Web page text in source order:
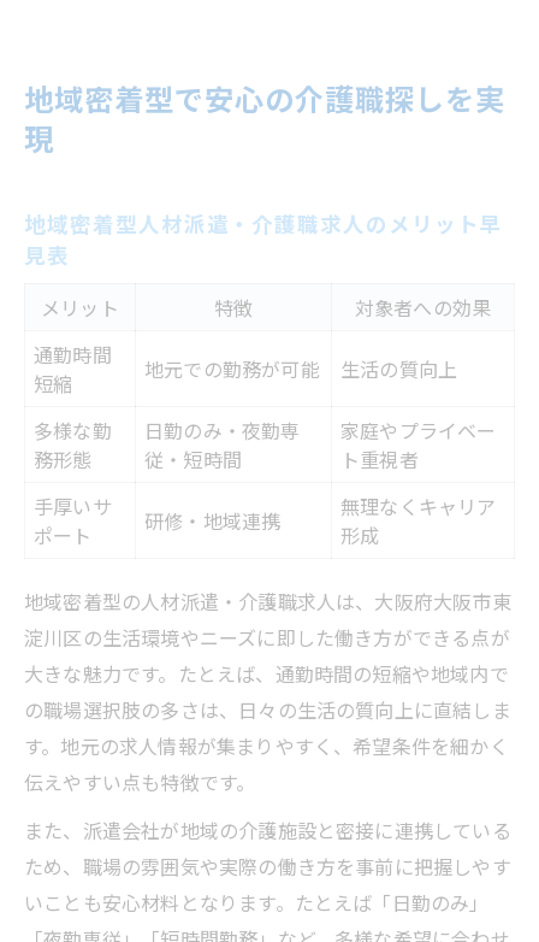
地域密着型で安心の介護職探しを実
現
地域密着型人材派遣・介護職求人のメリット早
見表
メリット 特徴
対象者への効果
通勤時間
短縮
地元での勤務が可能 生活の質向上
多様な勤
務形態
日勤のみ・夜勤専
従・短時間
家庭やプライベー
ト重視者
手厚いサ
ポート
研修・地域連携
無理なくキャリア
形成
地域密着型の人材派遣・介護職求人は、大阪府大阪市東
淀川区の生活環境やニーズに即した働き方ができる点が
大きな魅力です。たとえば、通勤時間の短縮や地域内で
の職場選択肢の多さは、日々の生活の質向上に直結しま
す。地元の求人情報が集まりやすく、希望条件を細かく
伝えやすい点も特徴です。
また、派遣会社が地域の介護施設と密接に連携している
ため、職場の雰囲気や実際の働き方を事前に把握しやす
いことも安心材料となります。たとえば「日勤のみ」